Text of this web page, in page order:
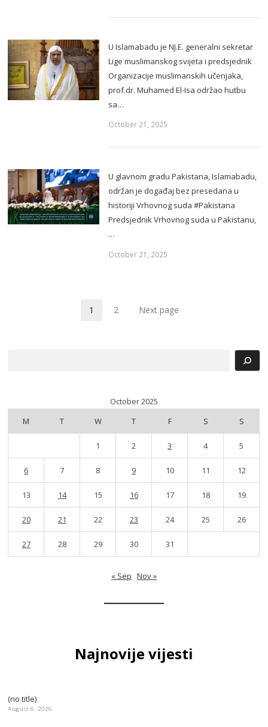
U Islamabadu je NJ.E. generalni sekretar
Lige muslimanskog svijeta i predsjednik
Organizacije muslimanskih učenjaka,
prof.dr. Muhamed El-Isa održao hutbu
sa…
October 21, 2025
U glavnom gradu Pakistana, Islamabadu,
održan je događaj bez presedana u
historiji Vrhovnog suda #Pakistana
Predsjednik Vrhovnog suda u Pakistanu,
…
October 21, 2025
Page
1 Page
2 Next page
October 2025
M
T W T F S S
1 2 3 4 5
6 7 8 9 10 11 12
13 14 15 16 17 18 19
20 21 22 23 24 25 26
27 28 29 30 31
« Sep Nov »
Najnovije vijesti
(no title)
August 6, 2026